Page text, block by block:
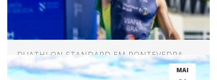
DUATHLON STANDARD EM PONTEVEDRA -
ESPANHA
MAI